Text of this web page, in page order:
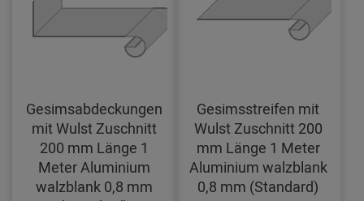
Gesimsabdeckungen
mit Wulst Zuschnitt
200 mm Länge 1
Meter Aluminium
walzblank 0,8 mm
Gesimsstreifen mit
Wulst Zuschnitt 200
mm Länge 1 Meter
Aluminium walzblank
0,8 mm (Standard)